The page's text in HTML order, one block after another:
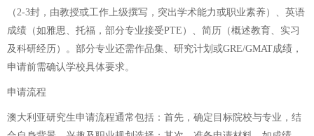
（2-3封，由教授或工作上级撰写，突出学术能力或职业素养）、英语
成绩（如雅思、托福，部分专业接受PTE）、简历（概述教育、实习
及科研经历）。部分专业还需作品集、研究计划或GRE/GMAT成绩，
申请前需确认学校具体要求。
申请流程
澳大利亚研究生申请流程通常包括：首先，确定目标院校与专业，结